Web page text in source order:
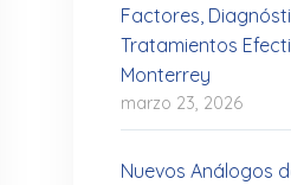
Factores,
Tratamientos
Monterrey
marzo 23, 2026
Nuevos Análogos